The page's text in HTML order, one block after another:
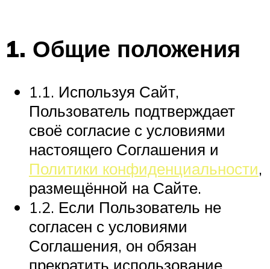
1. Общие положения
1.1. Используя Сайт,
Пользователь подтверждает
своё согласие с условиями
настоящего Соглашения и
Политики конфиденциальности,
размещённой на Сайте.
1.2. Если Пользователь не
согласен с условиями
Соглашения, он обязан
прекратить использование